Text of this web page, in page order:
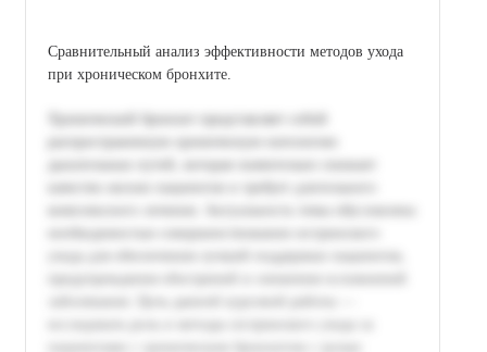
Сравнительный анализ эффективности методов ухода
при хроническом бронхите.